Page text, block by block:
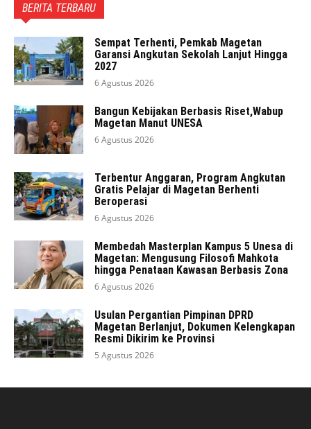
BERITA TERBARU
Sempat Terhenti, Pemkab Magetan
Garansi Angkutan Sekolah Lanjut Hingga
2027
6 Agustus 2026
Bangun Kebijakan Berbasis Riset,Wabup
Magetan Manut UNESA
6 Agustus 2026
Terbentur Anggaran, Program Angkutan
Gratis Pelajar di Magetan Berhenti
Beroperasi
6 Agustus 2026
Membedah Masterplan Kampus 5 Unesa di
Magetan: Mengusung Filosofi Mahkota
hingga Penataan Kawasan Berbasis Zona
6 Agustus 2026
Usulan Pergantian Pimpinan DPRD
Magetan Berlanjut, Dokumen Kelengkapan
Resmi Dikirim ke Provinsi
5 Agustus 2026